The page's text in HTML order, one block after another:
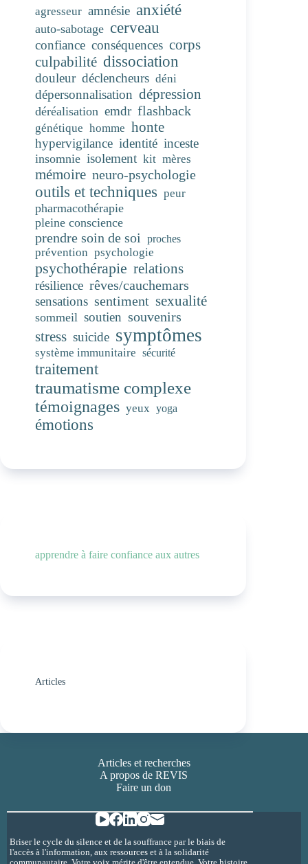
agresseur amnésie anxiété
auto-sabotage cerveau
confiance conséquences corps
culpabilité dissociation
douleur déclencheurs déni
dépersonnalisation dépression
déréalisation emdr flashback
génétique homme honte
hypervigilance identité inceste
insomnie isolement kit mères
mémoire neuro-psychologie
outils et techniques peur
pharmacothérapie
pleine conscience
prendre soin de soi proches
prévention psychologie
psychothérapie relations
résilience rêves/cauchemars
sensations sentiment sexualité
sommeil soutien souvenirs
stress suicide symptômes
système immunitaire sécurité
traitement
traumatisme complexe
témoignages yeux yoga
émotions
apprendre à faire confiance aux autres
Articles
Articles et recherches
A propos de REVIS
Faire un don
Briser le cycle du silence et de la souffrance par le biais de
l'accès à l'information, aux ressources et à la solidarité